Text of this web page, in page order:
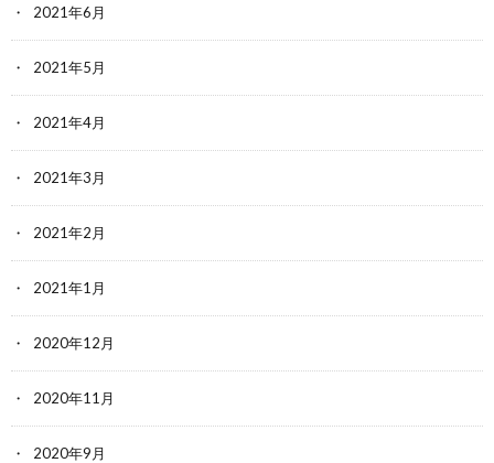
2021年6月
2021年5月
2021年4月
2021年3月
2021年2月
2021年1月
2020年12月
2020年11月
2020年9月